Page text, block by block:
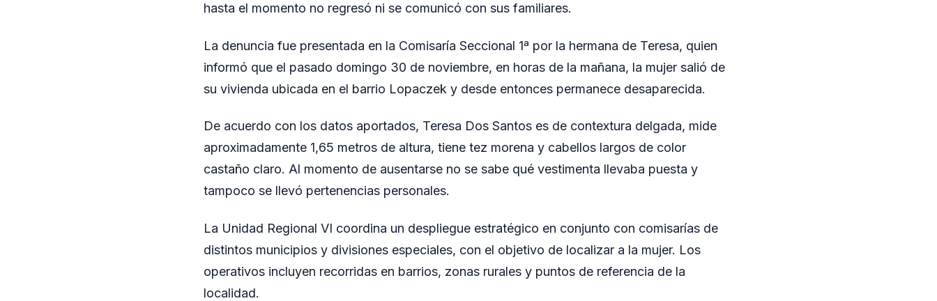
hasta el momento no regresó ni se comunicó con sus familiares.
La denuncia fue presentada en la Comisaría Seccional 1ª por la hermana de Teresa, quien
informó que el pasado domingo 30 de noviembre, en horas de la mañana, la mujer salió de
su vivienda ubicada en el barrio Lopaczek y desde entonces permanece desaparecida.
De acuerdo con los datos aportados, Teresa Dos Santos es de contextura delgada, mide
aproximadamente 1,65 metros de altura, tiene tez morena y cabellos largos de color
castaño claro. Al momento de ausentarse no se sabe qué vestimenta llevaba puesta y
tampoco se llevó pertenencias personales.
La Unidad Regional VI coordina un despliegue estratégico en conjunto con comisarías de
distintos municipios y divisiones especiales, con el objetivo de localizar a la mujer. Los
operativos incluyen recorridas en barrios, zonas rurales y puntos de referencia de la
localidad.